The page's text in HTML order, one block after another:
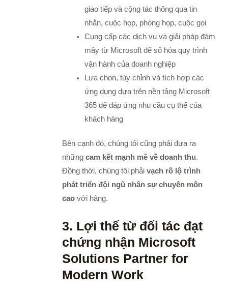
giao tiếp và cộng tác thông qua tin
nhắn, cuộc họp, phòng họp, cuộc gọi
Cung cấp các dịch vụ và giải pháp đám
mây từ Microsoft để số hóa quy trình
vận hành của doanh nghiệp
Lựa chọn, tùy chỉnh và tích hợp các
ứng dụng dựa trên nền tảng Microsoft
365 để đáp ứng nhu cầu cụ thể của
khách hàng
Bên cạnh đó, chúng tôi cũng phải đưa ra
nhữngcam kết mạnh mẽ về doanh thu.
Đồng thời, chúng tôi phải vạch rõ lộ trình
phát triển đội ngũ nhân sự chuyên môn
cao với hãng.
3. Lợi thế từ đối tác đạt
chứng nhận Microsoft
Solutions Partner for
Modern Work